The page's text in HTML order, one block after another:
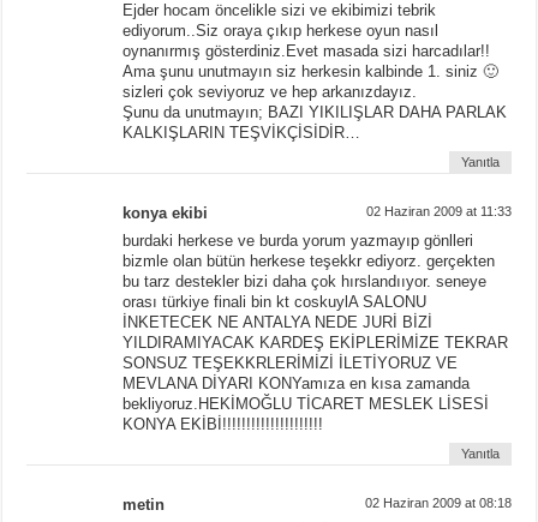
Ejder hocam öncelikle sizi ve ekibimizi tebrik
ediyorum..Siz oraya çıkıp herkese oyun nasıl
oynanırmış gösterdiniz.Evet masada sizi harcadılar!!
Ama şunu unutmayın siz herkesin kalbinde 1. siniz 🙂
sizleri çok seviyoruz ve hep arkanızdayız.
Şunu da unutmayın; BAZI YIKILIŞLAR DAHA PARLAK
KALKIŞLARIN TEŞVİKÇİSİDİR…
Yanıtla
konya ekibi 02 Haziran 2009 at 11:33
burdaki herkese ve burda yorum yazmayıp gönlleri
bizmle olan bütün herkese teşekkr ediyorz. gerçekten
bu tarz destekler bizi daha çok hırslandııyor. seneye
orası türkiye finali bin kt coskuylA SALONU
İNKETECEK NE ANTALYA NEDE JURİ BİZİ
YILDIRAMIYACAK KARDEŞ EKİPLERİMİZE TEKRAR
SONSUZ TEŞEKKRLERİMİZİ İLETİYORUZ VE
MEVLANA DİYARI KONYamıza en kısa zamanda
bekliyoruz.HEKİMOĞLU TİCARET MESLEK LİSESİ
KONYA EKİBİ!!!!!!!!!!!!!!!!!!!!!
Yanıtla
metin 02 Haziran 2009 at 08:18